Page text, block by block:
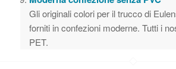
Gli originali colori per il trucco di
forniti in confezioni moderne. Tutti i
PET.